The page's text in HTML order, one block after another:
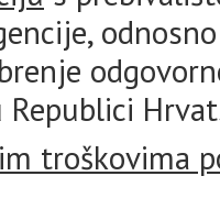
troškovima